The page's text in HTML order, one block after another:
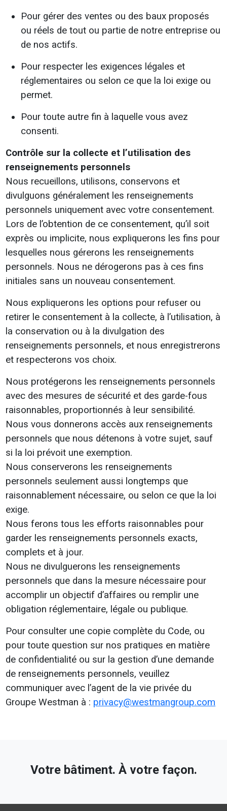
Pour gérer des ventes ou des baux proposés
ou réels de tout ou partie de notre entreprise ou
de nos actifs.
Pour respecter les exigences légales et
réglementaires ou selon ce que la loi exige ou
permet.
Pour toute autre fin à laquelle vous avez
consenti.
Contrôle sur la collecte et l’utilisation des
renseignements personnels
Nous recueillons, utilisons, conservons et
divulguons généralement les renseignements
personnels uniquement avec votre consentement.
Lors de l’obtention de ce consentement, qu’il soit
exprès ou implicite, nous expliquerons les fins pour
lesquelles nous gérerons les renseignements
personnels. Nous ne dérogerons pas à ces fins
initiales sans un nouveau consentement.
Nous expliquerons les options pour refuser ou
retirer le consentement à la collecte, à l’utilisation, à
la conservation ou à la divulgation des
renseignements personnels, et nous enregistrerons
et respecterons vos choix.
Nous protégerons les renseignements personnels
avec des mesures de sécurité et des garde-fous
raisonnables, proportionnés à leur sensibilité.
Nous vous donnerons accès aux renseignements
personnels que nous détenons à votre sujet, sauf
si la loi prévoit une exemption.
Nous conserverons les renseignements
personnels seulement aussi longtemps que
raisonnablement nécessaire, ou selon ce que la loi
exige.
Nous ferons tous les efforts raisonnables pour
garder les renseignements personnels exacts,
complets et à jour.
Nous ne divulguerons les renseignements
personnels que dans la mesure nécessaire pour
accomplir un objectif d’affaires ou remplir une
obligation réglementaire, légale ou publique.
Pour consulter une copie complète du Code, ou
pour toute question sur nos pratiques en matière
de confidentialité ou sur la gestion d’une demande
de renseignements personnels, veuillez
communiquer avec l’agent de la vie privée du
Groupe Westman à : privacy@westmangroup.com
Votre bâtiment. À votre façon.